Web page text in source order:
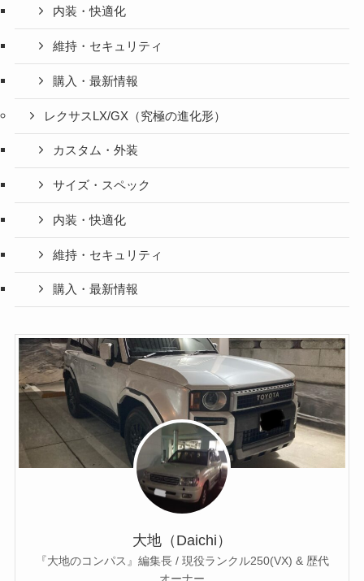
内装・快適化
維持・セキュリティ
購入・最新情報
レクサスLX/GX（究極の進化形）
カスタム・外装
サイズ・スペック
内装・快適化
維持・セキュリティ
購入・最新情報
大地（Daichi）
『大地のコンパス』編集長 / 現役ランクル250(VX) & 歴代